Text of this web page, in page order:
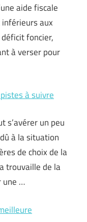
aide fiscale
aux
foncier,
à verser pour
à suivre
s’avérer un peu
à la situation
de choix de la
trouvaille de la
une …